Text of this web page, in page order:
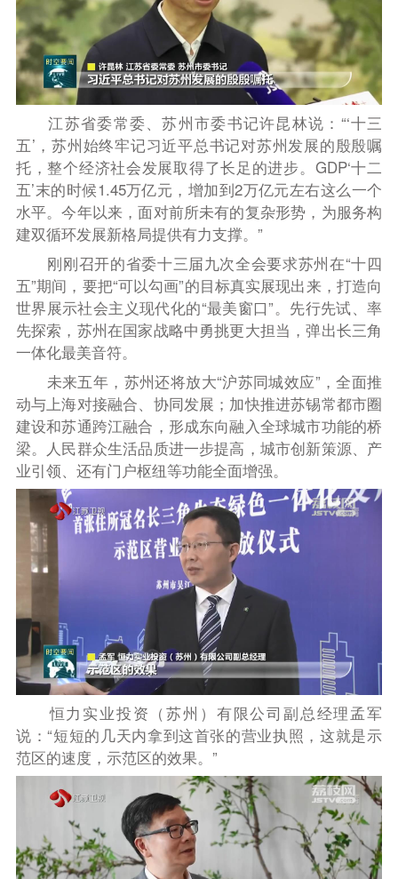
江苏省委常委、苏州市委书记许昆林说：“‘十三
五’，苏州始终牢记习近平总书记对苏州发展的殷殷嘱
托，整个经济社会发展取得了长足的进步。GDP‘十二
五’末的时候1.45万亿元，增加到2万亿元左右这么一个
水平。今年以来，面对前所未有的复杂形势，为服务构
建双循环发展新格局提供有力支撑。”
刚刚召开的省委十三届九次全会要求苏州在“十四
五”期间，要把“可以勾画”的目标真实展现出来，打造向
世界展示社会主义现代化的“最美窗口”。先行先试、率
先探索，苏州在国家战略中勇挑更大担当，弹出长三角
一体化最美音符。
未来五年，苏州还将放大“沪苏同城效应”，全面推
动与上海对接融合、协同发展；加快推进苏锡常都市圈
建设和苏通跨江融合，形成东向融入全球城市功能的桥
梁。人民群众生活品质进一步提高，城市创新策源、产
业引领、还有门户枢纽等功能全面增强。
恒力实业投资（苏州）有限公司副总经理孟军
说：“短短的几天内拿到这首张的营业执照，这就是示
范区的速度，示范区的效果。”